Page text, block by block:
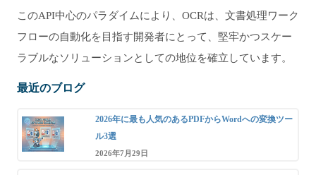
このAPI中心のパラダイムにより、OCRは、文書処理ワーク
フローの自動化を目指す開発者にとって、堅牢かつスケー
ラブルなソリューションとしての地位を確立しています。
最近のブログ
2026年に最も人気のあるPDFからWordへの変換ツー
ル3選
2026年7月29日